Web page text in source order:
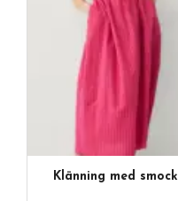
Klänning med smock